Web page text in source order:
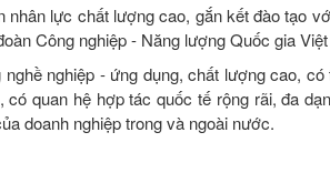
lực chất lượng cao, gắn kết đào tạo
Công nghiệp - Năng lượng Quốc gia
nghiệp - ứng dụng, chất lượng cao,
quan hệ hợp tác quốc tế rộng rãi, đa
doanh nghiệp trong và ngoài nước.